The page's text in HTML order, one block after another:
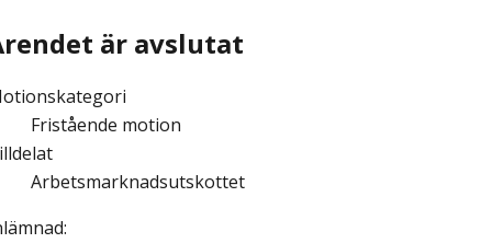
är avslutat
Fristående motion
Arbetsmarknadsutskottet
: